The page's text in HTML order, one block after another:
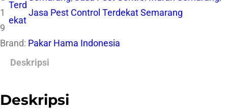
J
a
s
s
1
9
Terd
ekat
Jasa Pest Control Terdekat Semarang
Brand: Pakar Hama Indonesia
Deskripsi
Deskripsi